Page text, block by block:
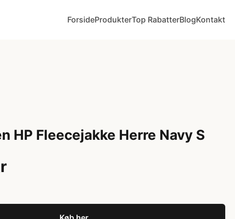
ForsideProdukterTop RabatterBlogKontakt
HP Fleecejakke Herre Navy S